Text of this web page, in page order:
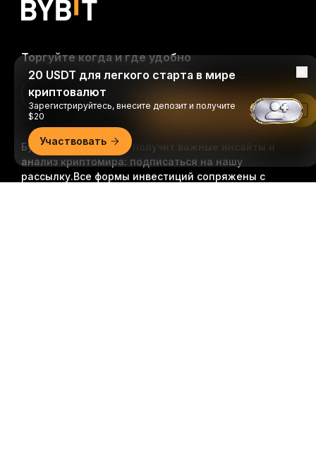
Будьте первыми, кто получит важные инсайты и
анализ криптомира: подписаться на нашу
рассылку.Все формы инвестиций сопряжены с
Торгуйте когда и где удобно
Download Bybit App
20 USDT для легкого старта в мире
криптовалют
Зарегистрируйтесь, внесите депозит и получите
$20
Участвовать
Читать в приложении Bybit